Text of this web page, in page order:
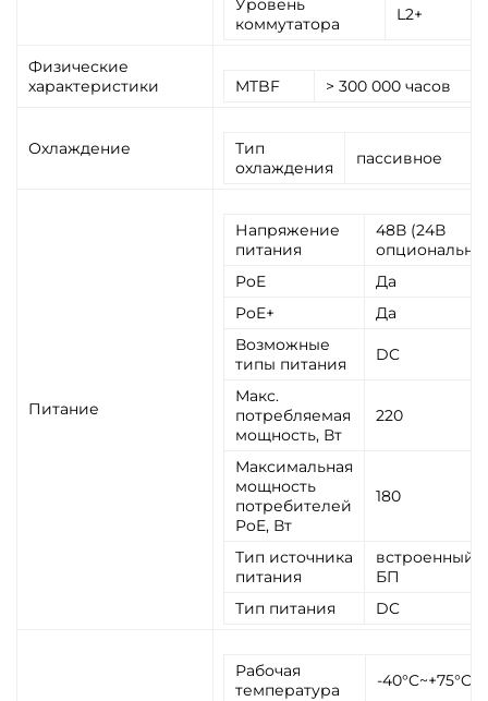
Уровень
коммутатора
L2+
Физические
характеристики
MTBF > 300 000 часов
Охлаждение
Тип
охлаждения
пассивное
Питание
Напряжение
питания
48В (24В
опционально)
PoE
Да
PoE+
Да
Возможные
типы питания
DC
Макс.
потребляемая
мощность, Вт
220
Максимальная
мощность
потребителей
PoE, Вт
180
Тип источника
питания
встроенный
БП
Тип питания
DC
Рабочая
температура
-40°C~+75°C